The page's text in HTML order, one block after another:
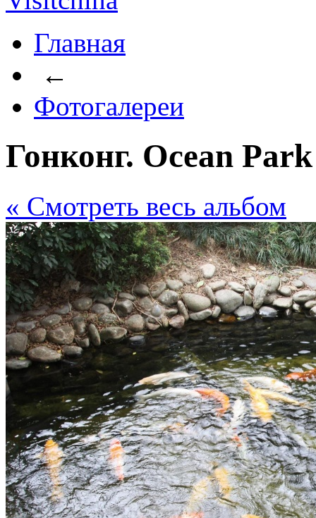
Главная
←
Фотогалереи
Гонконг. Ocean Park
« Cмотреть весь альбом